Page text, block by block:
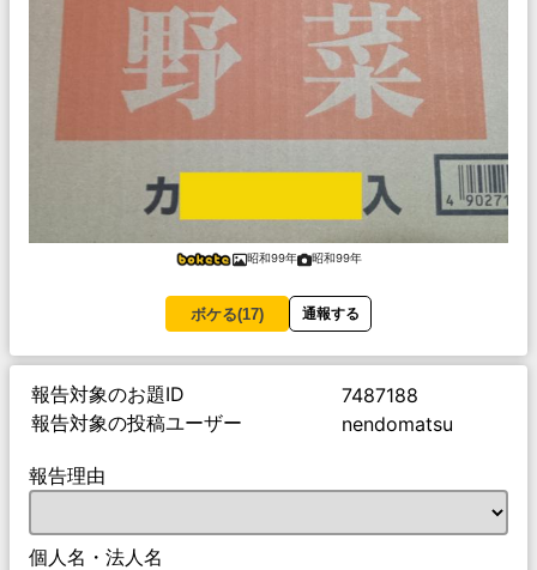
昭和99年 昭和99年
ボケる(17) 通報する
報告対象のお題ID
7487188
報告対象の投稿ユーザー
nendomatsu
報告理由
個人名・法人名